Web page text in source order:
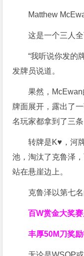
Matthew
这是一个三人全
“我听说你发的
发牌员说道。
果然，
牌面展开，露出了
名玩家都拿到了三
转牌是K♥，河
池，淘汰了克鲁泽
站在悬崖边上。
克鲁泽以第七
百W赏金大奖
丰厚50M刀奖励